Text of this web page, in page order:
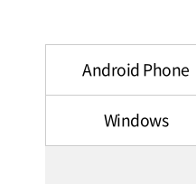
Android Phone
Windows